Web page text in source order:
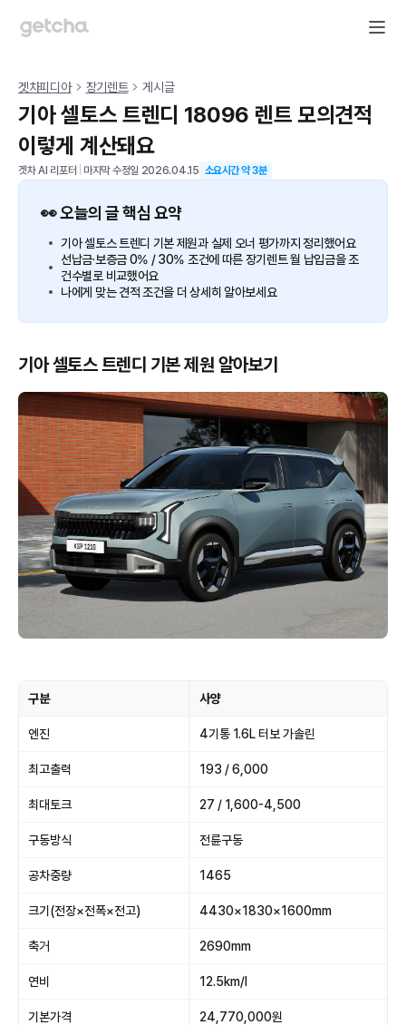
겟차피디아 장기렌트 게시글
기아 셀토스 트렌디 18096 렌트 모의견적
이렇게 계산돼요
겟차 AI 리포터 마지막 수정일 2026.04.15 소요시간 약3분
👀 오늘의 글 핵심 요약
기아 셀토스 트렌디 기본 제원과 실제 오너 평가까지 정리했어요
선납금·보증금 0% / 30% 조건에 따른 장기렌트 월 납입금을 조
건수별로 비교했어요
나에게 맞는 견적 조건을 더 상세히 알아보세요
기아 셀토스 트렌디 기본 제원 알아보기
구분 사양
엔진 4기통 1.6L 터보 가솔린
최고출력 193 / 6,000
최대토크 27 / 1,600-4,500
구동방식 전륜구동
공차중량 1465
크기(전장×전폭×전고) 4430×1830×1600mm
축거 2690mm
연비 12.5km/l
기본가격 24,770,000원